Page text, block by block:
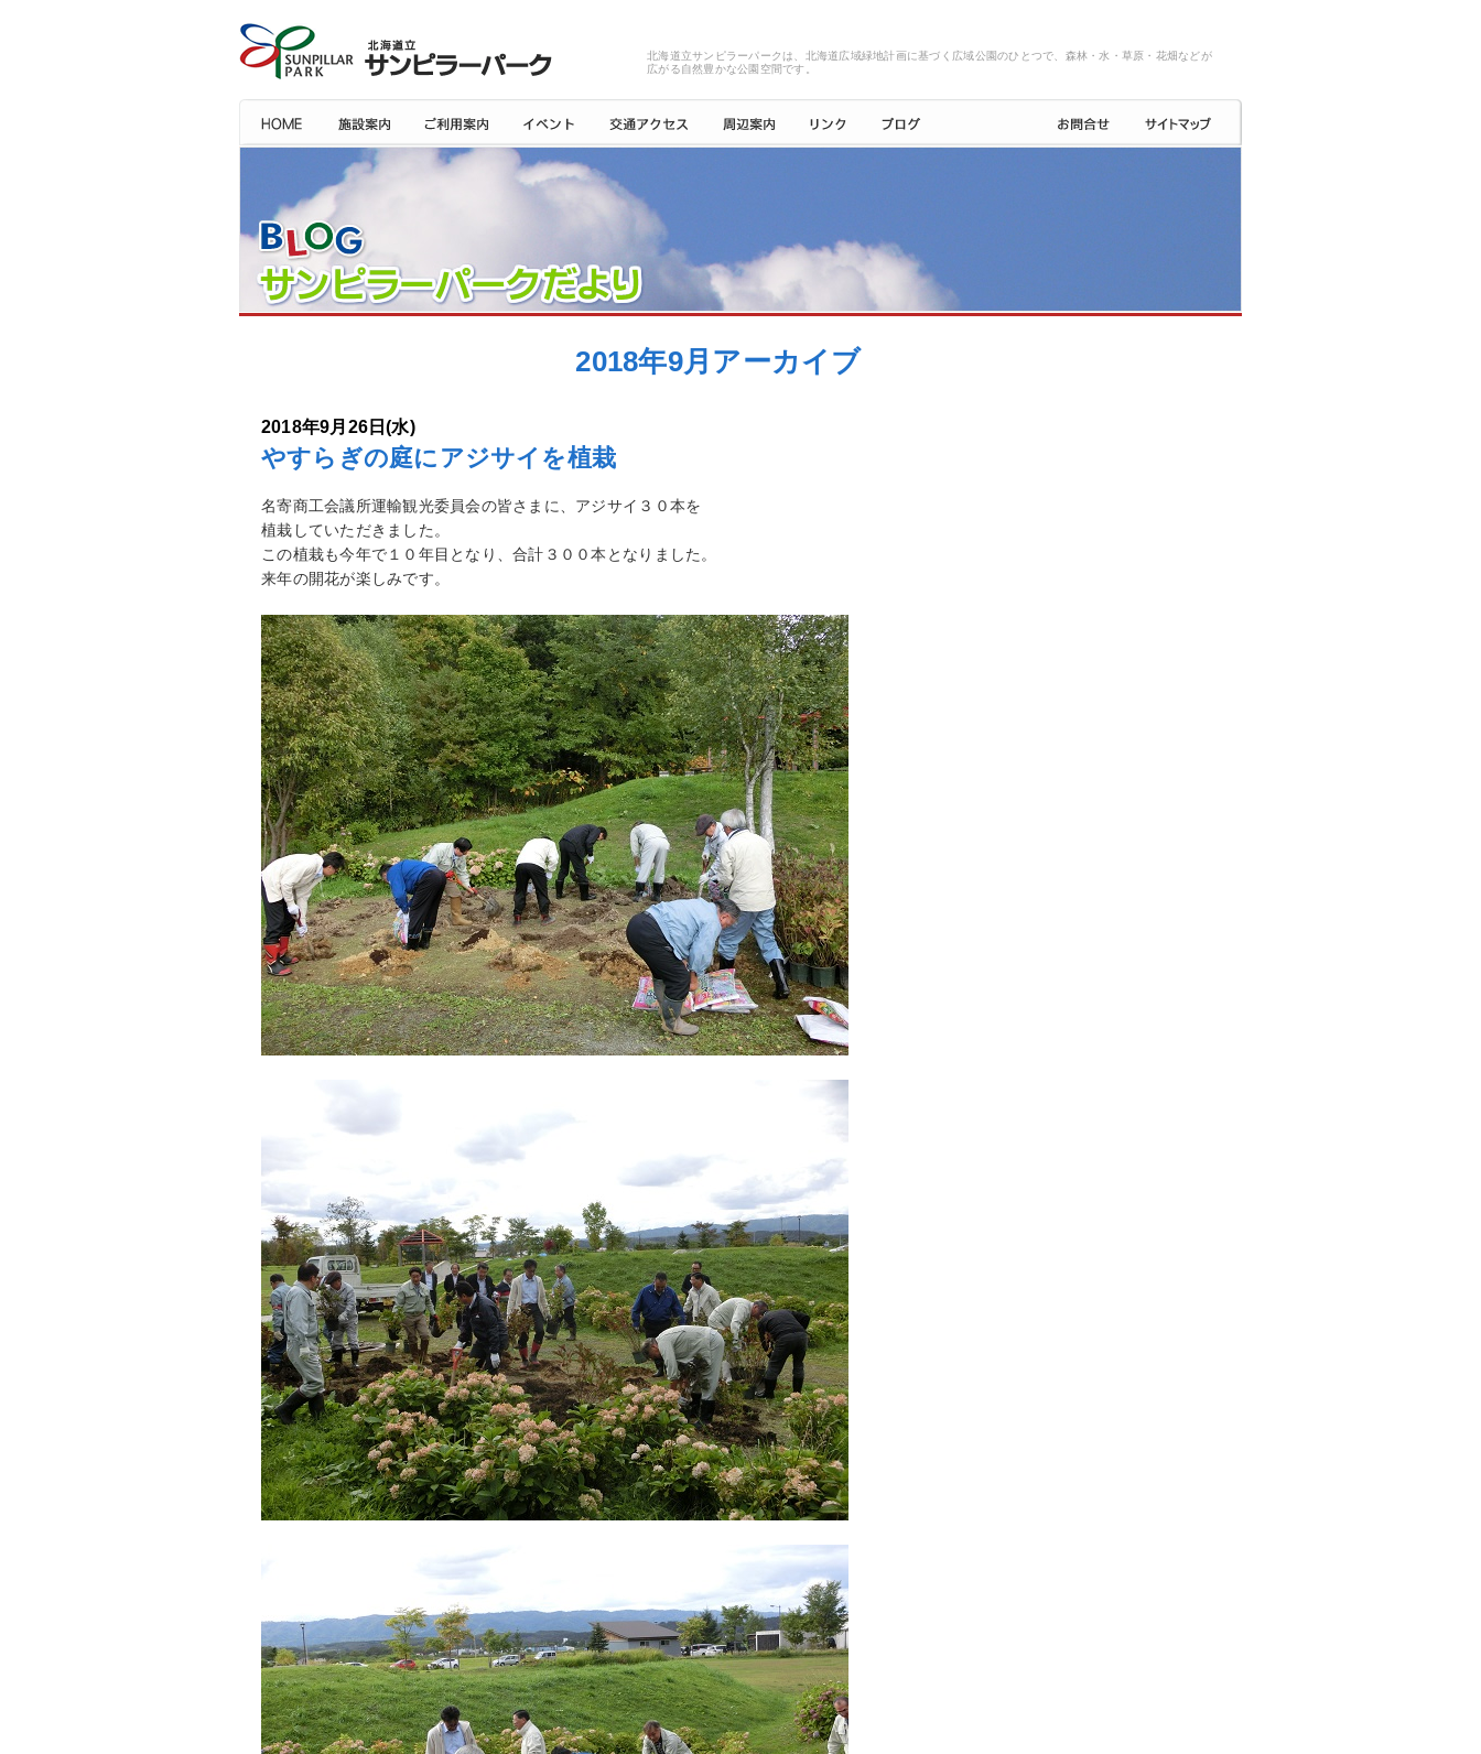
北海道立サンピラーパークは、北海道広域緑地計画に基づく広域公園のひとつで、森林・水・草原・花畑などが
広がる自然豊かな公園空間です。
2018年9月アーカイブ
2018年9月26日(水)
やすらぎの庭にアジサイを植栽
名寄商工会議所運輸観光委員会の皆さまに、アジサイ３０本を
植栽していただきました。
この植栽も今年で１０年目となり、合計３００本となりました。
来年の開花が楽しみです。